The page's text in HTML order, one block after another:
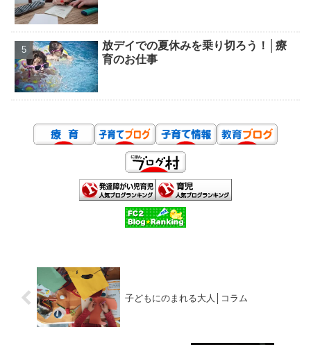
放デイでの夏休みを乗り切ろう！│療
育のお仕事
子どもにのまれる大人│コラム